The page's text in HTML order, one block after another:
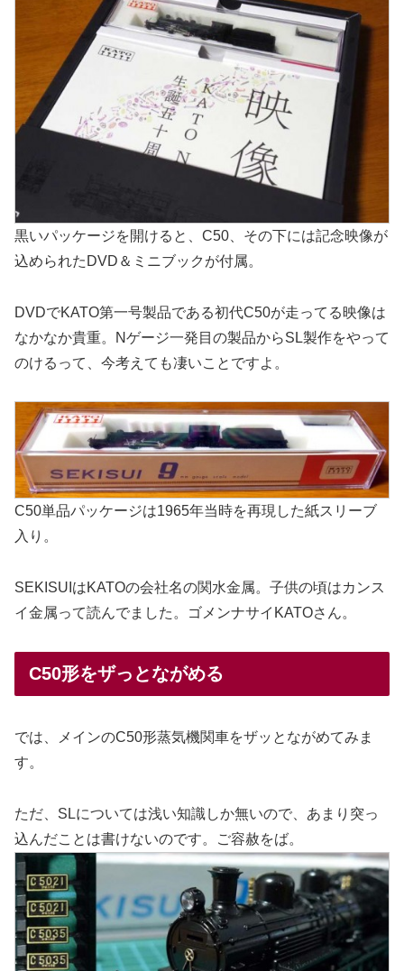
黒いパッケージを開けると、C50、その下には記念映像が
込められたDVD＆ミニブックが付属。
DVDでKATO第一号製品である初代C50が走ってる映像は
なかなか貴重。Nゲージ一発目の製品からSL製作をやって
のけるって、今考えても凄いことですよ。
C50単品パッケージは1965年当時を再現した紙スリーブ
入り。
SEKISUIはKATOの会社名の関水金属。子供の頃はカンス
イ金属って読んでました。ゴメンナサイKATOさん。
C50形をザっとながめる
では、メインのC50形蒸気機関車をザッとながめてみま
す。
ただ、SLについては浅い知識しか無いので、あまり突っ
込んだことは書けないのです。ご容赦をば。